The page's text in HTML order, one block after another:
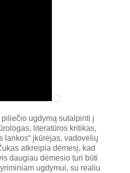
ugdymą sutalpinti į
literatūros kritikas,
lankos“ įkūrėjas, vadovėlių
atkreipia dėmesį, kad
daugiau dėmesio turi būti
ugdymui, su realiu